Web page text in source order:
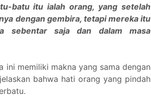
batu itu ialah orang, yang setelah
dengan gembira, tetapi mereka itu
sebentar saja dan dalam masa
memiliki makna yang sama dengan
bahwa hati orang yang pindah